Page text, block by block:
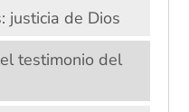
justicia de Dios
testimonio del